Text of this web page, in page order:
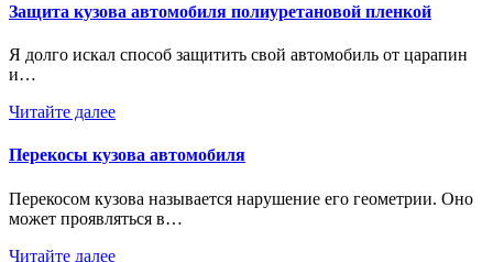
Защита кузова автомобиля полиуретановой пленкой
Я долго искал способ защитить свой автомобиль от царапин
и…
Читайте далее
Перекосы кузова автомобиля
Перекосом кузова называется нарушение его геометрии. Оно
может проявляться в…
Читайте далее